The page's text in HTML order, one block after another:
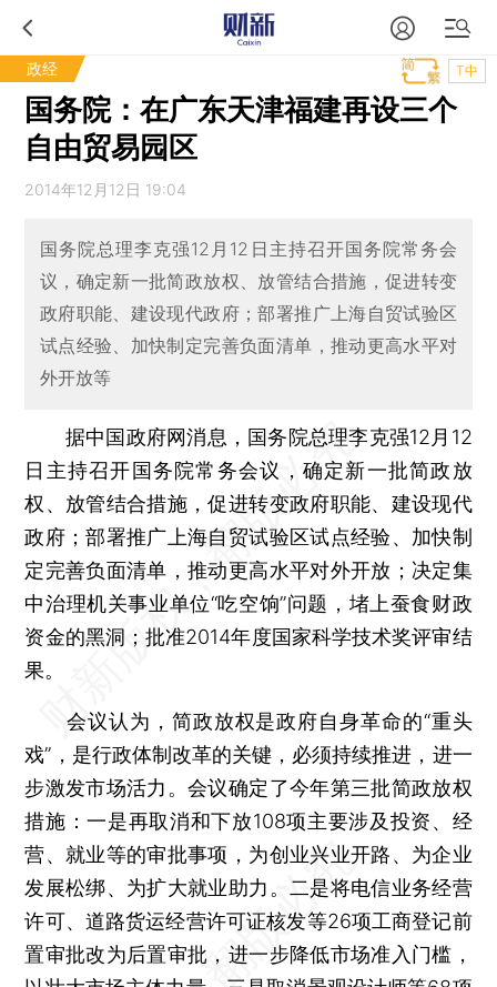
政经 T中
国务院：在广东天津福建再设三个
自由贸易园区
2014年12月12日 19:04
国务院总理李克强12月12日主持召开国务院常务会
议，确定新一批简政放权、放管结合措施，促进转变
政府职能、建设现代政府；部署推广上海自贸试验区
试点经验、加快制定完善负面清单，推动更高水平对
外开放等
据中国政府网消息，国务院总理李克强12月12
日主持召开国务院常务会议，确定新一批简政放
权、放管结合措施，促进转变政府职能、建设现代
政府；部署推广上海自贸试验区试点经验、加快制
定完善负面清单，推动更高水平对外开放；决定集
中治理机关事业单位“吃空饷”问题，堵上蚕食财政
资金的黑洞；批准2014年度国家科学技术奖评审结
果。
会议认为，简政放权是政府自身革命的“重头
戏”，是行政体制改革的关键，必须持续推进，进一
步激发市场活力。会议确定了今年第三批简政放权
措施：一是再取消和下放108项主要涉及投资、经
营、就业等的审批事项，为创业兴业开路、为企业
发展松绑、为扩大就业助力。二是将电信业务经营
许可、道路货运经营许可证核发等26项工商登记前
置审批改为后置审批，进一步降低市场准入门槛，